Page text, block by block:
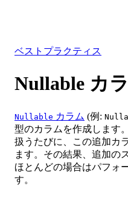
ベストプラクティス
Nullable カ
Nullable カラム (例:
型のカラムを作成します
扱うたびに、この追加カ
ます。その結果、追加の
ほとんどの場合はパフォ
す。